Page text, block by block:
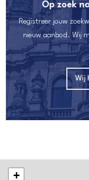
Op zoek
Registreer jouw
nieuw aanbod. Wij
Wij
+